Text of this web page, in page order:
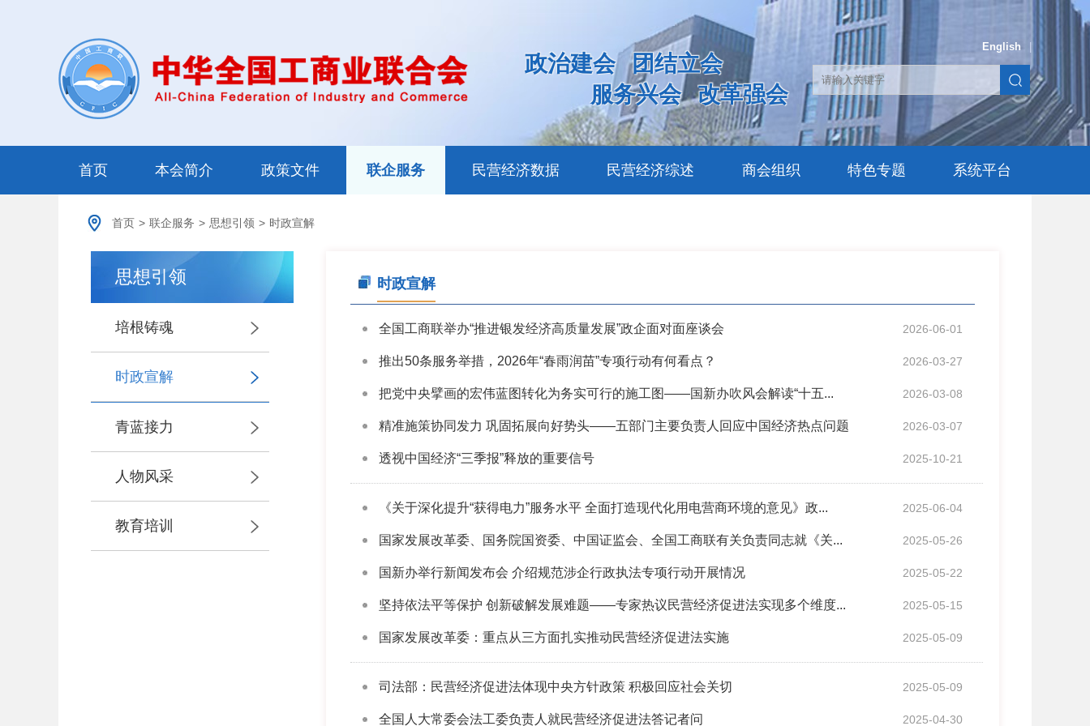
政治建会 团结立会
服务兴会 改革强会
English
首页 本会简介 政策文件 联企服务 民营经济数据 民营经济综述 商会组织 特色专题 系统平台
首页 > 联企服务 > 思想引领 > 时政宣解
思想引领
培根铸魂
时政宣解
青蓝接力
人物风采
教育培训
时政宣解
全国工商联举办“推进银发经济高质量发展”政企面对面座谈会 2026-06-01
推出50条服务举措，2026年“春雨润苗”专项行动有何看点？ 2026-03-27
把党中央擘画的宏伟蓝图转化为务实可行的施工图——国新办吹风会解读“十五... 2026-03-08
精准施策协同发力 巩固拓展向好势头——五部门主要负责人回应中国经济热点问题 2026-03-07
透视中国经济“三季报”释放的重要信号 2025-10-21
《关于深化提升“获得电力”服务水平 全面打造现代化用电营商环境的意见》政... 2025-06-04
国家发展改革委、国务院国资委、中国证监会、全国工商联有关负责同志就《关... 2025-05-26
国新办举行新闻发布会 介绍规范涉企行政执法专项行动开展情况 2025-05-22
坚持依法平等保护 创新破解发展难题——专家热议民营经济促进法实现多个维度... 2025-05-15
国家发展改革委：重点从三方面扎实推动民营经济促进法实施 2025-05-09
司法部：民营经济促进法体现中央方针政策 积极回应社会关切 2025-05-09
全国人大常委会法工委负责人就民营经济促进法答记者问 2025-04-30